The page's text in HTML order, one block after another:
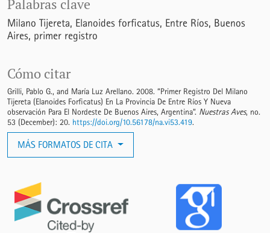
Palabras clave
Milano Tijereta Elanoides forficatus Entre Ríos Buenos
Aires primer registro
Cómo citar
Grilli, Pablo G., and María Luz Arellano. 2008. “Primer Registro Del Milano
Tijereta (Elanoides Forficatus) En La Provincia De Entre Ríos Y Nueva
observación Para El Nordeste De Buenos Aires, Argentina”. Nuestras Aves, no.
53 (December): 20. https://doi.org/10.56178/na.vi53.419.
MÁS FORMATOS DE CITA